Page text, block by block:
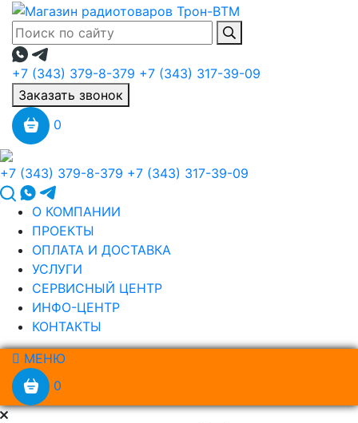
+7 (343) 379-8-379 +7 (343) 317-39-09
Заказать звонок
0
+7 (343) 379-8-379 +7 (343) 317-39-09
О КОМПАНИИ
ПРОЕКТЫ
ОПЛАТА И ДОСТАВКА
УСЛУГИ
СЕРВИСНЫЙ ЦЕНТР
ИНФО-ЦЕНТР
КОНТАКТЫ
МЕНЮ
0